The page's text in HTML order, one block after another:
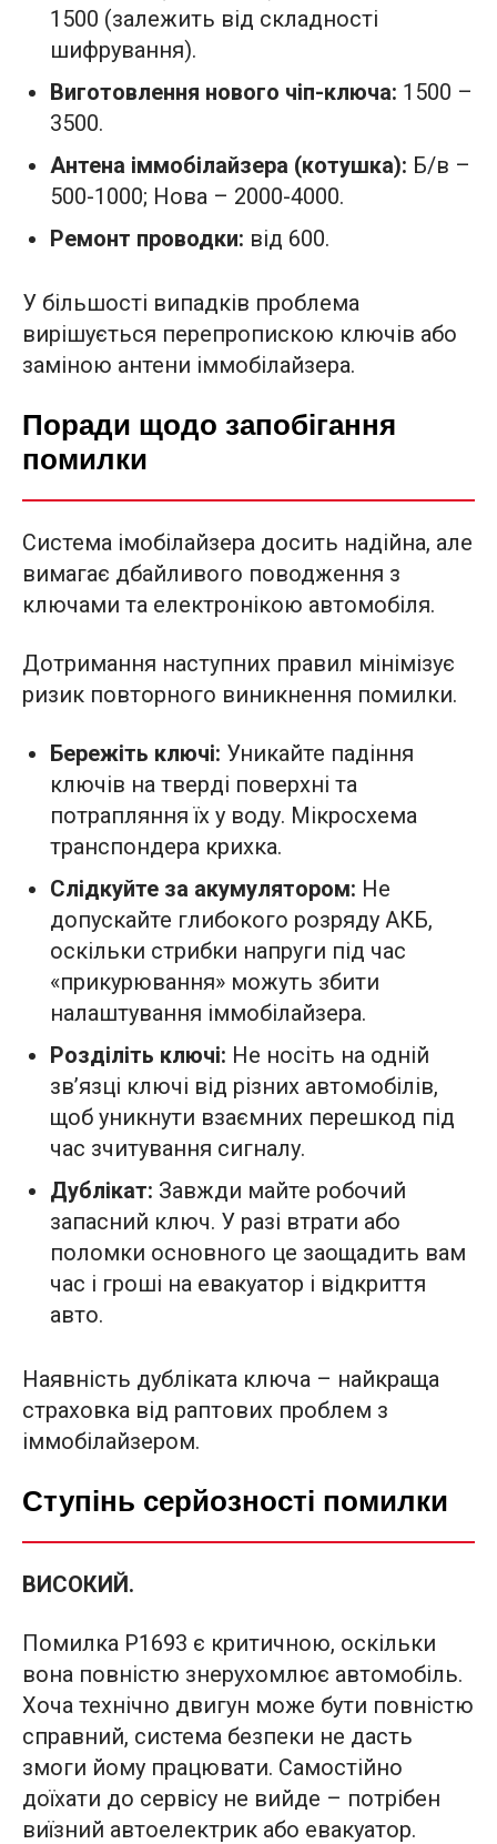
1500 (залежить від складності
шифрування).
Виготовлення нового чіп-ключа: 1500 –
3500.
Антена іммобілайзера (котушка): Б/в –
500-1000; Нова – 2000-4000.
Ремонт проводки: від 600.
У більшості випадків проблема
вирішується перепропискою ключів або
заміною антени іммобілайзера.
Поради щодо запобігання
помилки
Система імобілайзера досить надійна, але
вимагає дбайливого поводження з
ключами та електронікою автомобіля.
Дотримання наступних правил мінімізує
ризик повторного виникнення помилки.
Бережіть ключі: Уникайте падіння
ключів на тверді поверхні та
потрапляння їх у воду. Мікросхема
транспондера крихка.
Слідкуйте за акумулятором: Не
допускайте глибокого розряду АКБ,
оскільки стрибки напруги під час
«прикурювання» можуть збити
налаштування іммобілайзера.
Розділіть ключі: Не носіть на одній
зв’язці ключі від різних автомобілів,
щоб уникнути взаємних перешкод під
час зчитування сигналу.
Дублікат: Завжди майте робочий
запасний ключ. У разі втрати або
поломки основного це заощадить вам
час і гроші на евакуатор і відкриття
авто.
Наявність дубліката ключа – найкраща
страховка від раптових проблем з
іммобілайзером.
Ступінь серйозності помилки
ВИСОКИЙ.
Помилка P1693 є критичною, оскільки
вона повністю знерухомлює автомобіль.
Хоча технічно двигун може бути повністю
справний, система безпеки не дасть
змоги йому працювати. Самостійно
доїхати до сервісу не вийде – потрібен
виїзний автоелектрик або евакуатор.